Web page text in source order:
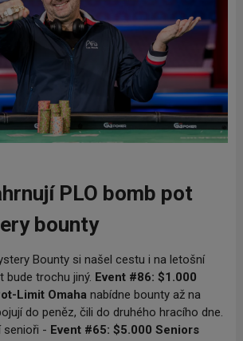
PLO bomb pot
bounty
Bounty si našel cestu i na letošní
bude trochu jiný. Event #86: $1.000
Limit Omahanabídne bounty až na
do peněz, čili do druhého hracího dne.
senioři - Event #65: $5.000 Seniors